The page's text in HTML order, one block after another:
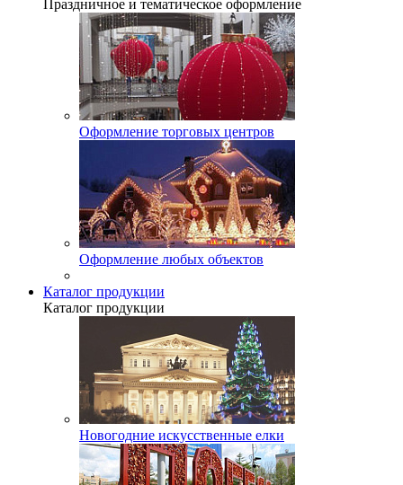
Праздничное и тематическое оформление
Оформление торговых центров
Оформление любых объектов
Каталог продукции
Каталог продукции
Новогодние искусственные елки